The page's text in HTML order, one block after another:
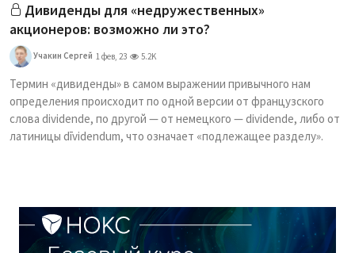
Новости
Статьи
Авторы
Архив
Подписка
Дивиденды для «недружественных»
акционеров: возможно ли это?
Учакин Сергей 1 фев, 23 5.2K
Термин «дивиденды» в самом выражении привычного нам
определения происходит по одной версии от французского
слова dividende, по другой — от немецкого — dividende, либо от
латиницы dīvidendum, что означает «подлежащее разделу».